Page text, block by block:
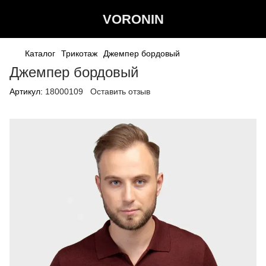
VORONIN
Каталог Трикотаж Джемпер бордовый
Джемпер бордовый
Артикул: 18000109 Оставить отзыв